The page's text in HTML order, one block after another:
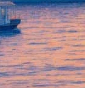
Abuse и